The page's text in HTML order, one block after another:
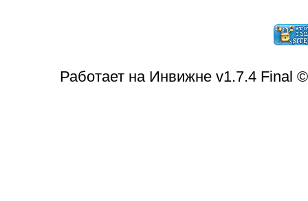
Работает на Инвижне v1.7.4 Final